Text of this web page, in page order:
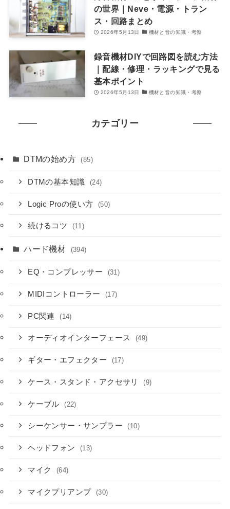
の世界｜Neve・電源・トラン
ス・回路まとめ
2026年5月13日 機材と音の知識・考察
録音機材DIYで回路図を読む方法
｜配線・修理・ラッキングで見る
基本ポイント
2026年5月13日 機材と音の知識・考察
カテゴリー
DTMの始め方 (85)
DTMの基本知識 (24)
Logic Proの使い方 (50)
続けるコツ (11)
ハード機材 (394)
EQ・コンプレッサー (31)
MIDIコントローラー (17)
PC関連 (14)
オーディオインターフェース (49)
ギター・エフェクター (17)
ケース・スタンド・アクセサリ (9)
ケーブル (22)
シーケンサー・サンプラー (10)
ヘッドフォン (13)
マイク (64)
マイクプリアンプ (30)